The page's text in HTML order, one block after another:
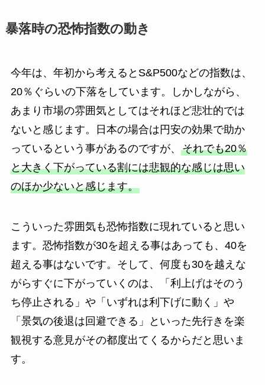
暴落時の恐怖指数の動き
今年は、年初から考えるとS&P500などの指数は、
20％ぐらいの下落をしています。しかしながら、
あまり市場の雰囲気としてはそれほど悲壮的では
ないと感じます。日本の場合は円安の効果で助か
っているという事があるのですが、 それでも20％
と大きく下がっている割には悲観的な感じは思い
のほか少ないと感じます。
こういった雰囲気も恐怖指数に現れていると思い
ます。恐怖指数が30を超える事はあっても、40を
超える事はないです。そして、何度も30を越えな
がらすぐに下がっていくのは、「利上げはそのう
ち停止される」や「いずれは利下げに動く」や
「景気の後退は回避できる」といった先行きを楽
観視する意見がその都度出てくるからだと思いま
す。